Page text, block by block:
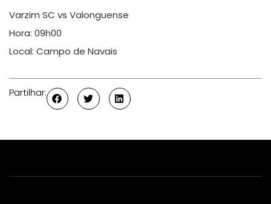
Varzim SC vs Valonguense
Hora: 09h00
Local: Campo de Navais
Partilhar: